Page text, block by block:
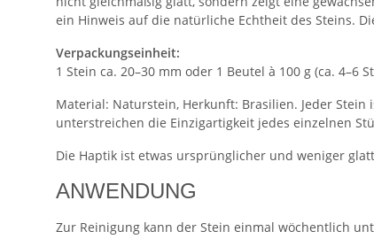
ein Hinweis auf die natürliche Echtheit des Steins.
Verpackungseinheit:
1 Stein ca. 20–30 mm oder 1 Beutel à 100 g (ca. 4–6
Material: Naturstein, Herkunft: Brasilien. Jeder
unterstreichen die Einzigartigkeit jedes einzelnen
Die Haptik ist etwas ursprünglicher und weniger
ANWENDUNG
Zur Reinigung kann der Stein einmal wöchentlich